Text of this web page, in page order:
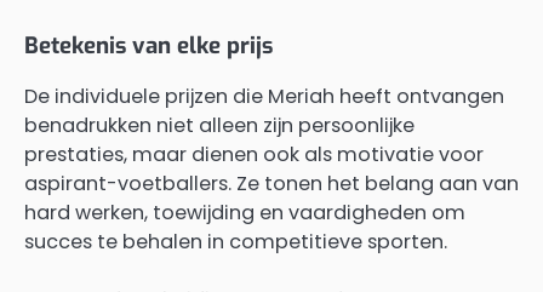
Betekenis van elke prijs
De individuele prijzen die Meriah heeft ontvangen
benadrukken niet alleen zijn persoonlijke
prestaties, maar dienen ook als motivatie voor
aspirant-voetballers. Ze tonen het belang aan van
hard werken, toewijding en vaardigheden om
succes te behalen in competitieve sporten.